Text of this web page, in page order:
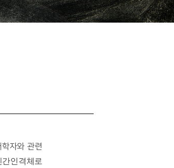
자와 관련
인격체로